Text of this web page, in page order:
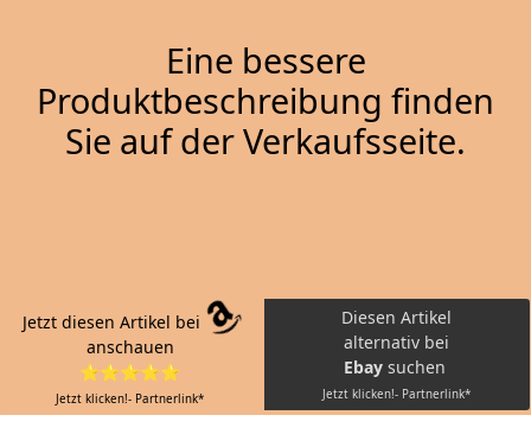
Eine bessere
Produktbeschreibung finden
Sie auf der Verkaufsseite.
Jetzt diesen Artikel bei
anschauen
⭐⭐⭐⭐⭐
Jetzt klicken!- Partnerlink*
Diesen Artikel
alternativ bei
Ebay suchen
Jetzt klicken!- Partnerlink*